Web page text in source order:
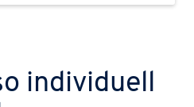
individuell